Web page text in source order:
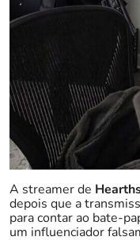
A streamer de
depois que a
para contar ao bate-
um influenciador